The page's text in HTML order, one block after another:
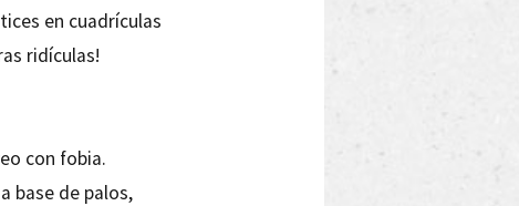
en cuadrículas
ridículas!
con fobia.
base de palos,